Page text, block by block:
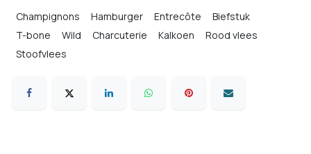
Champignons Hamburger Entrecôte
Biefstuk
T-bone
Wild Charcuterie Kalkoen
Rood vlees
Stoofvlees